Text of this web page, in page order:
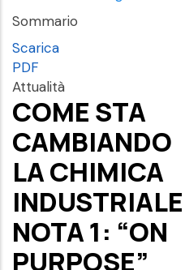
Sommario
Scarica
PDF
Attualità
COME STA
CAMBIANDO
LA CHIMICA
NOTA 1: “ON
PURPOSE”